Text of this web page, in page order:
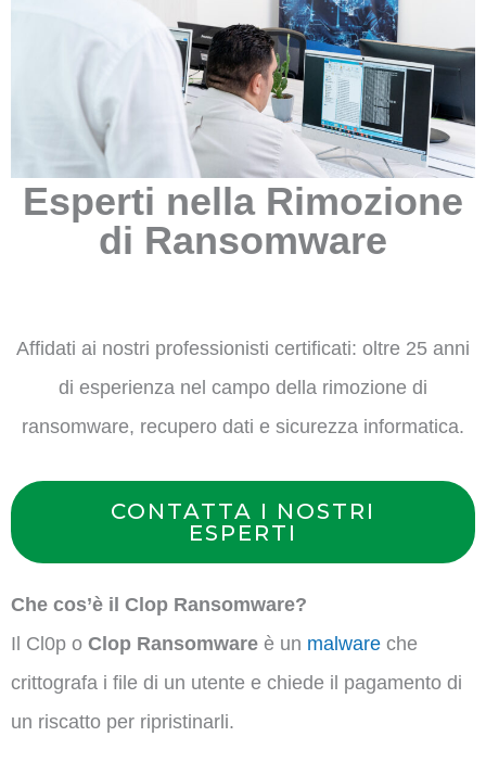
Esperti nella Rimozione
di Ransomware
Affidati ai nostri professionisti certificati: oltre 25 anni
di esperienza nel campo della rimozione di
ransomware, recupero dati e sicurezza informatica.
CONTATTA I NOSTRI
ESPERTI
Che cos’è il Clop Ransomware?
Il Cl0p o Clop Ransomware è un malware che
crittografa i file di un utente e chiede il pagamento di
un riscatto per ripristinarli.